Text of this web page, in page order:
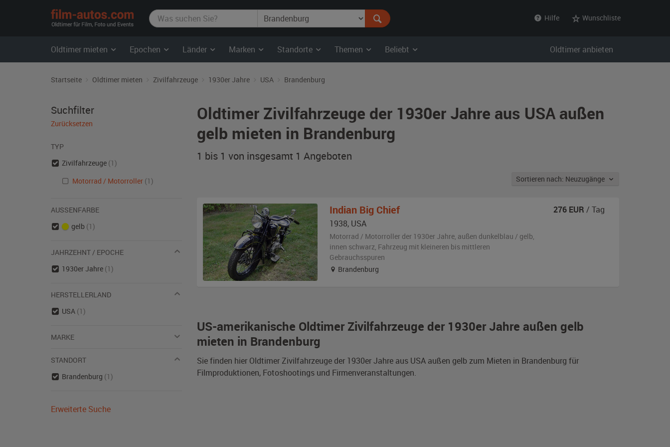
film-
autos.com
Hilfe Wunschliste
Oldtimer mieten Epochen Länder Marken Standorte Themen Beliebt Oldtimer anbieten
Startseite Oldtimer mieten Zivilfahrzeuge 1930er Jahre USA Brandenburg
Oldtimer Zivilfahrzeuge der 1930er Jahre aus USA außen
gelb mieten in Brandenburg
1 bis 1 von insgesamt 1 Angeboten
Sortieren nach: Neuzugänge
US-amerikanische Oldtimer Zivilfahrzeuge der 1930er Jahre außen gelb
mieten in Brandenburg
Sie finden hier Oldtimer Zivilfahrzeuge der 1930er Jahre aus USA außen gelb zum Mieten in Brandenburg für
Filmproduktionen, Fotoshootings und Firmenveranstaltungen.
Indian Big Chief
1938, USA
Motorrad / Motorroller der 1930er Jahre, außen dunkelblau / gelb,
innen schwarz, Fahrzeug mit kleineren bis mittleren
Gebrauchsspuren
Brandenburg
276 EUR / Tag
Suchfilter
Zurücksetzen
TYP
Zivilfahrzeuge (1)
Motorrad / Motorroller (1)
AUSSENFARBE
gelb (1)
JAHRZEHNT / EPOCHE
1930er Jahre (1)
HERSTELLERLAND
USA (1)
MARKE
STANDORT
Brandenburg (1)
Erweiterte Suche